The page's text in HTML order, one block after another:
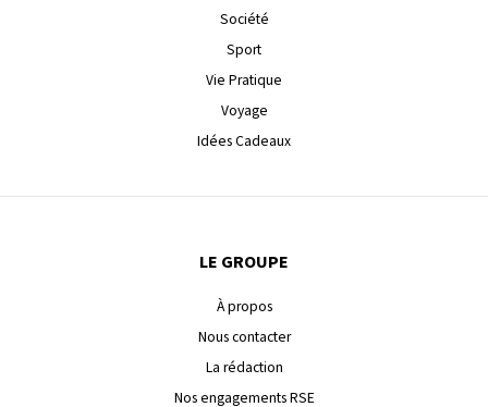
Société
Sport
Vie Pratique
Voyage
Idées Cadeaux
LE GROUPE
À propos
Nous contacter
La rédaction
Nos engagements RSE